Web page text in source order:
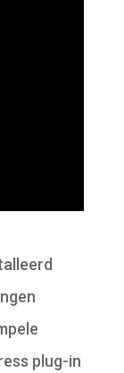
plug-in